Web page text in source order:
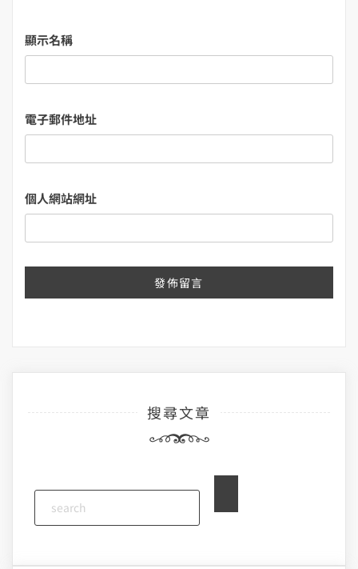
顯示名稱
電子郵件地址
個人網站網址
搜尋文章